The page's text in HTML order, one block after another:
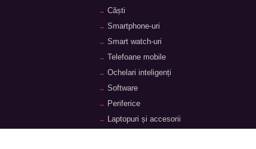
Căști
Smartphone-uri
Smart watch-uri
Telefoane mobile
Ochelari inteligenți
Software
Periferice
Laptopuri și accesorii